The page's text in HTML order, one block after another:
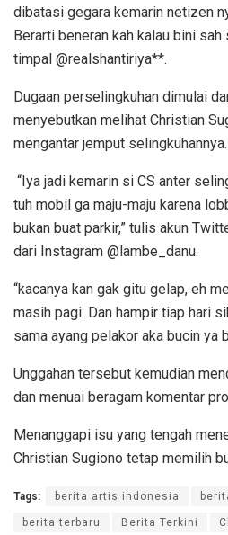
dibatasi gegara kemarin netizen
Berarti beneran kah kalau bini sah
timpal @realshantiriya**.
Dugaan perselingkuhan dimulai
menyebutkan melihat Christian
mengantar jemput selingkuhannya.
“Iya jadi kemarin si CS anter
tuh mobil ga maju-maju karena
bukan buat parkir,” tulis akun
dari Instagram @lambe_danu.
“kacanya kan gak gitu gelap, eh
masih pagi. Dan hampir tiap hari
sama ayang pelakor aka bucin ya
Unggahan tersebut kemudian
dan menuai beragam komentar
Menanggapi isu yang tengah
Christian Sugiono tetap memilih
Tags: berita artis indonesia
berita terbaru Berita Terkini